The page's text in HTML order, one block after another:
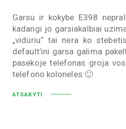
Garsu ir kokybe E398
kadangi jo garsiakalbiai
„viduriu“ tai nera ko
default’ini garsa galima
pasekoje telefonas groja
telefono koloneles 🙂
ATSAKYTI